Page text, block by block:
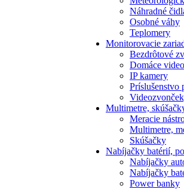
Náhradné
Osobné váhy
Teplomery
Monitorovacie
Bezdrôtové
Domáce
IP kamery
Príslušenstvo
Multimetre,
Meracie
Multimetre,
Skúšačky
Nabíjačky batérií,
Nabíjačky
Nabíjačky
Power banky